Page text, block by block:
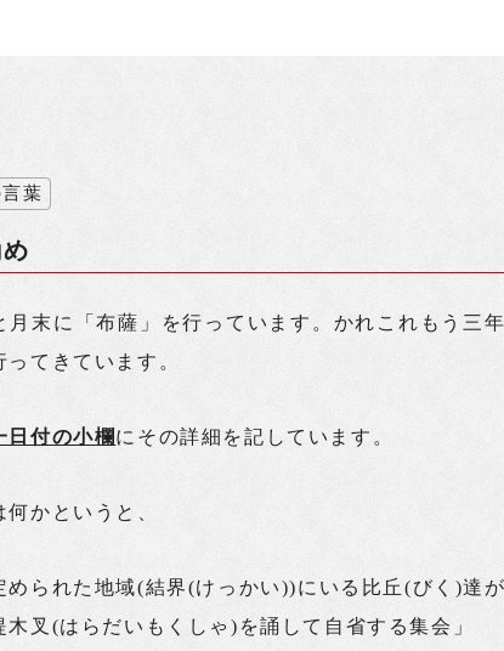
葉
月末に「布薩」を行っています。かれこれもう三
てきています。
日付の小欄にその詳細を記しています。
かというと、
められた地域(結界(けっかい))にいる比丘(びく)達
叉(はらだいもくしゃ)を誦して自省する集会」